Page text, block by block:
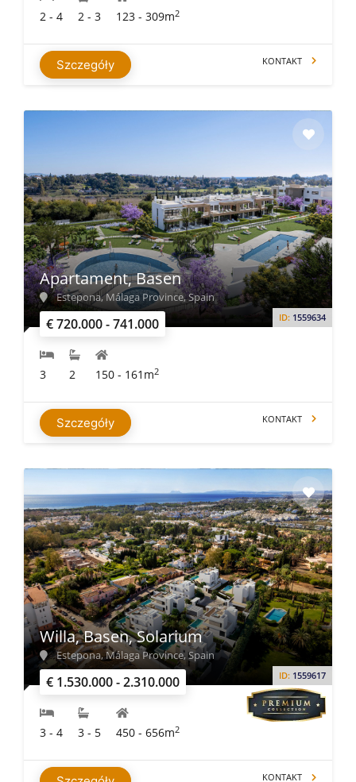
2 - 4 2 - 3 123 - 309m2
Szczegóły KONTAKT
€ 720.000 - 741.000 ID: 1559634
Apartament, Basen
Estepona, Málaga Province, Spain
3 2 150 - 161m2
Szczegóły KONTAKT
€ 1.530.000 - 2.310.000 ID: 1559617
Willa, Basen, Solarium
Estepona, Málaga Province, Spain
3 - 4 3 - 5 450 - 656m2
KONTAKT